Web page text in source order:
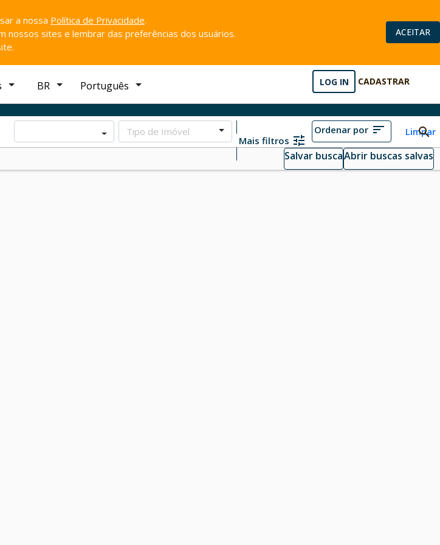
a nossa Política de Privacidade.
nossos sites e lembrar das preferências dos usuários.
ACEITAR
BR Português LOG IN CADASTRAR
Tipo de Imóvel
Mais filtros
Ordenar por Limpar
Salvar buscaAbrir buscas salvas